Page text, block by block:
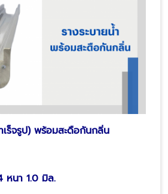
เร็จรูป) พร้อมสะดือกันกลิ่น
หนา 1.0 มิล.